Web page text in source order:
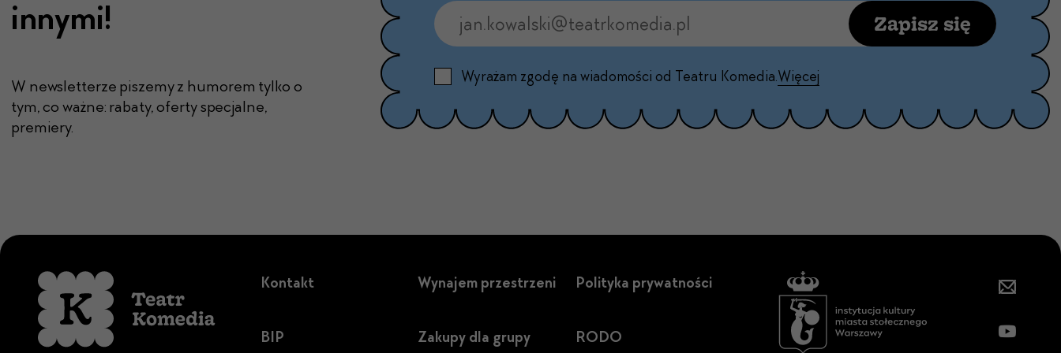
innymi!
W newsletterze piszemy z humorem tylko o
tym, co ważne: rabaty, oferty specjalne,
premiery.
Zapisz się
Wyrażam zgodę na wiadomości od Teatru Komedia.Więcej
Kontakt Wynajem przestrzeni Polityka prywatności
BIP Zakupy dla grupy RODO